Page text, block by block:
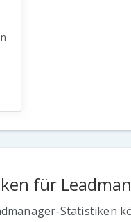
für
Statistiken